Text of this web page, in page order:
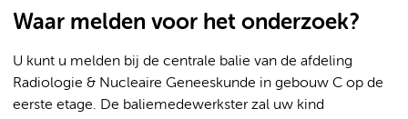
Waar melden voor het onderzoek?
U kunt u melden bij de centrale balie van de afdeling
Radiologie & Nucleaire Geneeskunde in gebouw C op de
eerste etage. De baliemedewerkster zal uw kind